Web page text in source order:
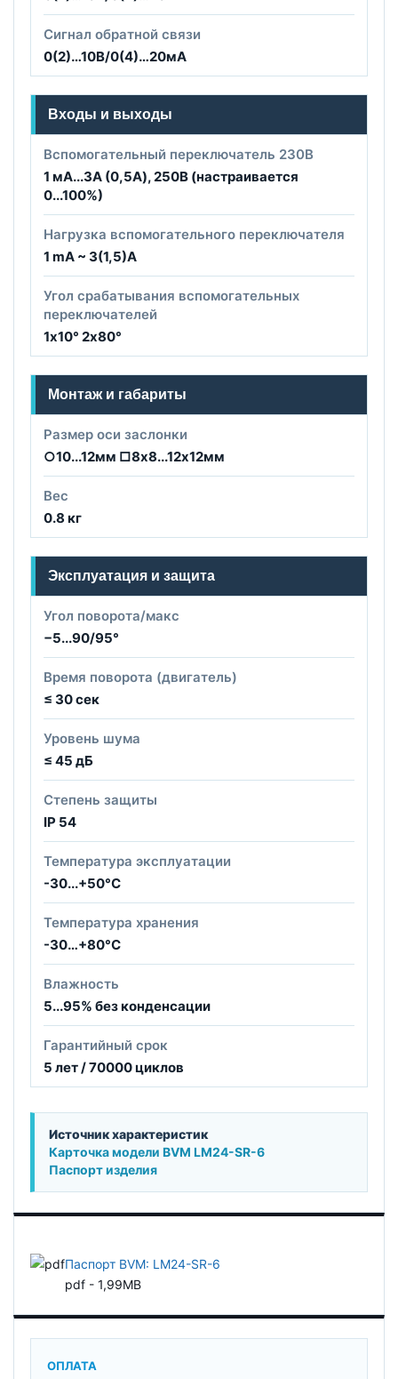
Сигнал обратной связи
0(2)…10В/0(4)…20мА
Входы и выходы
Вспомогательный переключатель 230B
1 мА...3A (0,5А), 250В (настраивается
0...100%)
Нагрузка вспомогательного переключателя
1 mA ~ 3(1,5)A
Угол срабатывания вспомогательных
переключателей
1х10° 2х80°
Монтаж и габариты
Размер оси заслонки
○10...12мм □8х8...12х12мм
Вес
0.8 кг
Эксплуатация и защита
Угол поворота/макс
−5...90/95°
Время поворота (двигатель)
≤ 30 сек
Уровень шума
≤ 45 дБ
Степень защиты
IP 54
Температура эксплуатации
-30...+50°С
Температура хранения
-30…+80°С
Влажность
5...95% без конденсации
Гарантийный срок
5 лет / 70000 циклов
Источник характеристик
Карточка модели BVM LM24-SR-6
Паспорт изделия
Паспорт BVM: LM24-SR-6
pdf - 1,99MB
ОПЛАТА